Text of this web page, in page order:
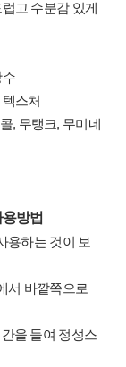
고 수분감 있게
수
스처
, 무탱크, 무미네
방법
용하는 것이 보
서 바깥쪽으로
을 들여 정성스